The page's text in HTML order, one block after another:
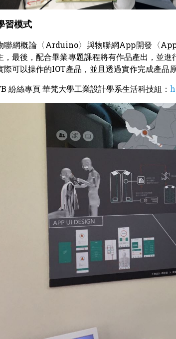
習模式
聯網概論〈Arduino〉與物聯網App開發〈
，最後，配合畢業專題課程將有作品產出，並
際可以操作的IOT產品，並且透過實作完成產品
紛絲專頁 華梵大學工業設計學系生活科技組：